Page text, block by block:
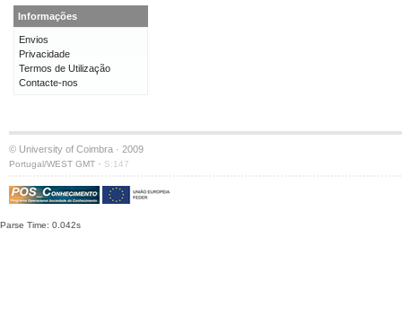
Informações
Envios
Privacidade
Termos de Utilização
Contacte-nos
© University of Coimbra · 2009
Portugal/WEST GMT · S:147
Parse Time: 0.042s